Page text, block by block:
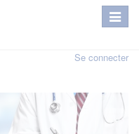
Se connecter